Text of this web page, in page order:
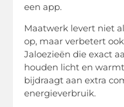
een app.
Maatwerk levert niet
op, maar verbetert
Jaloezieën die exact
houden licht en
bijdraagt aan extra
energieverbruik.